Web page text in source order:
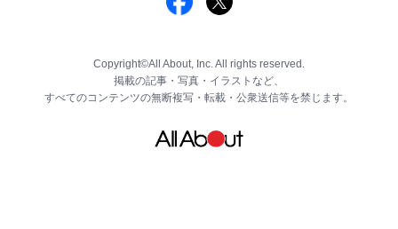
Copyright©All About, Inc. All rights reserved.
掲載の記事・写真・イラストなど、
すべてのコンテンツの無断複写・転載・公衆送信等を禁じます。